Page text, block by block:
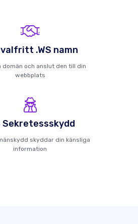
.WS namn
domän och anslut den till din
webbplats
Sekretessskydd
skyddar din känsliga
information